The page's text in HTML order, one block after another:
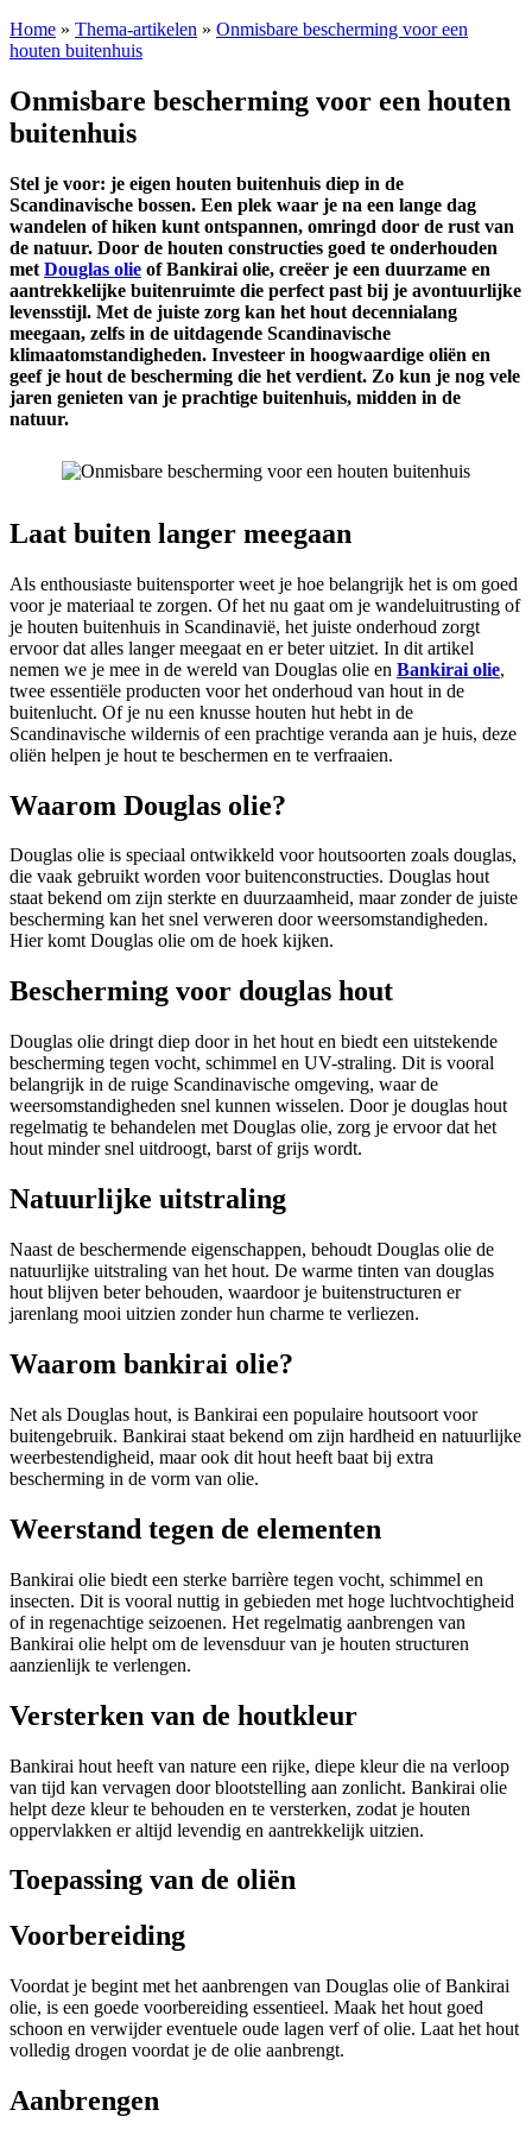
Home » Thema-artikelen » Onmisbare bescherming voor een
houten buitenhuis
Onmisbare bescherming voor een houten
buitenhuis
Stel je voor: je eigen houten buitenhuis diep in de
Scandinavische bossen. Een plek waar je na een lange dag
wandelen of hiken kunt ontspannen, omringd door de rust van
de natuur. Door de houten constructies goed te onderhouden
met Douglas olie of Bankirai olie, creëer je een duurzame en
aantrekkelijke buitenruimte die perfect past bij je avontuurlijke
levensstijl. Met de juiste zorg kan het hout decennialang
meegaan, zelfs in de uitdagende Scandinavische
klimaatomstandigheden. Investeer in hoogwaardige oliën en
geef je hout de bescherming die het verdient. Zo kun je nog vele
jaren genieten van je prachtige buitenhuis, midden in de
natuur.
Laat buiten langer meegaan
Als enthousiaste buitensporter weet je hoe belangrijk het is om goed
voor je materiaal te zorgen. Of het nu gaat om je wandeluitrusting of
je houten buitenhuis in Scandinavië, het juiste onderhoud zorgt
ervoor dat alles langer meegaat en er beter uitziet. In dit artikel
nemen we je mee in de wereld van Douglas olie en Bankirai olie,
twee essentiële producten voor het onderhoud van hout in de
buitenlucht. Of je nu een knusse houten hut hebt in de
Scandinavische wildernis of een prachtige veranda aan je huis, deze
oliën helpen je hout te beschermen en te verfraaien.
Waarom Douglas olie?
Douglas olie is speciaal ontwikkeld voor houtsoorten zoals douglas,
die vaak gebruikt worden voor buitenconstructies. Douglas hout
staat bekend om zijn sterkte en duurzaamheid, maar zonder de juiste
bescherming kan het snel verweren door weersomstandigheden.
Hier komt Douglas olie om de hoek kijken.
Bescherming voor douglas hout
Douglas olie dringt diep door in het hout en biedt een uitstekende
bescherming tegen vocht, schimmel en UV-straling. Dit is vooral
belangrijk in de ruige Scandinavische omgeving, waar de
weersomstandigheden snel kunnen wisselen. Door je douglas hout
regelmatig te behandelen met Douglas olie, zorg je ervoor dat het
hout minder snel uitdroogt, barst of grijs wordt.
Natuurlijke uitstraling
Naast de beschermende eigenschappen, behoudt Douglas olie de
natuurlijke uitstraling van het hout. De warme tinten van douglas
hout blijven beter behouden, waardoor je buitenstructuren er
jarenlang mooi uitzien zonder hun charme te verliezen.
Waarom bankirai olie?
Net als Douglas hout, is Bankirai een populaire houtsoort voor
buitengebruik. Bankirai staat bekend om zijn hardheid en natuurlijke
weerbestendigheid, maar ook dit hout heeft baat bij extra
bescherming in de vorm van olie.
Weerstand tegen de elementen
Bankirai olie biedt een sterke barrière tegen vocht, schimmel en
insecten. Dit is vooral nuttig in gebieden met hoge luchtvochtigheid
of in regenachtige seizoenen. Het regelmatig aanbrengen van
Bankirai olie helpt om de levensduur van je houten structuren
aanzienlijk te verlengen.
Versterken van de houtkleur
Bankirai hout heeft van nature een rijke, diepe kleur die na verloop
van tijd kan vervagen door blootstelling aan zonlicht. Bankirai olie
helpt deze kleur te behouden en te versterken, zodat je houten
oppervlakken er altijd levendig en aantrekkelijk uitzien.
Toepassing van de oliën
Voorbereiding
Voordat je begint met het aanbrengen van Douglas olie of Bankirai
olie, is een goede voorbereiding essentieel. Maak het hout goed
schoon en verwijder eventuele oude lagen verf of olie. Laat het hout
volledig drogen voordat je de olie aanbrengt.
Aanbrengen